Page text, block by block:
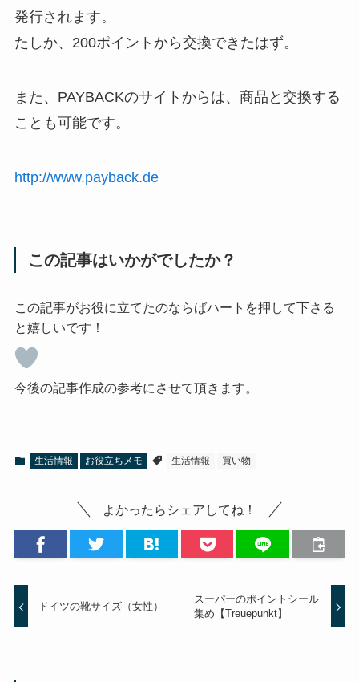
発行されます。
たしか、200ポイントから交換できたはず。
また、PAYBACKのサイトからは、商品と交換する
ことも可能です。
http://www.payback.de
この記事はいかがでしたか？
この記事がお役に立てたのならばハートを押して下さる
と嬉しいです！
今後の記事作成の参考にさせて頂きます。
生活情報 お役立ちメモ 生活情報 買い物
よかったらシェアしてね！
ドイツの靴サイズ（女性）
スーパーのポイントシール
集め【Treuepunkt】